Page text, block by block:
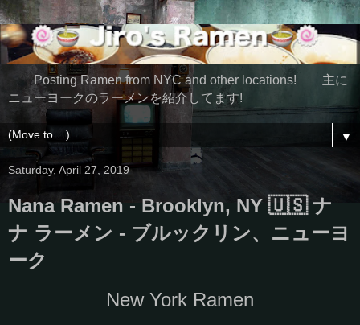
Posting Ramen from NYC and other locations! 主に
ニューヨークのラーメンを紹介してます!
▼
Saturday, April 27, 2019
Nana Ramen - Brooklyn, NY 🇺🇸 ナ
ナ ラーメン - ブルックリン、ニューヨ
ーク
New York Ramen